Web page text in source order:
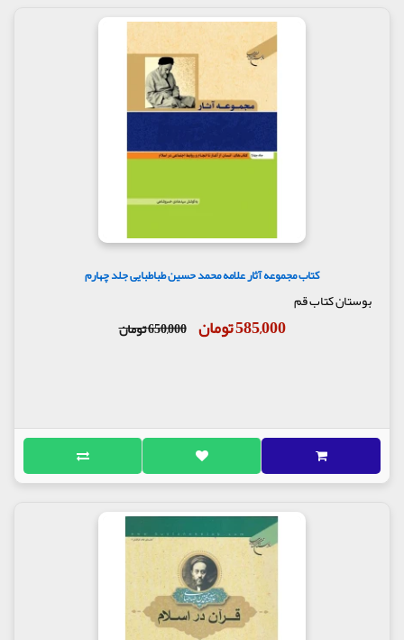
کتاب مجموعه آثار علامه محمد حسین طباطبایی جلد چهارم
بوستان کتاب قم
585,000 تومان 650,000 تومان